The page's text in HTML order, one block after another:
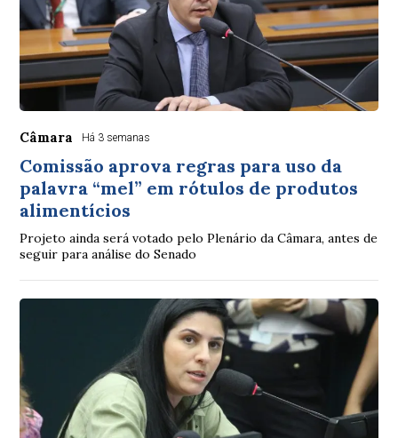
Câmara Há 3 semanas
Comissão aprova regras para uso da
palavra “mel” em rótulos de produtos
alimentícios
Projeto ainda será votado pelo Plenário da Câmara, antes de
seguir para análise do Senado